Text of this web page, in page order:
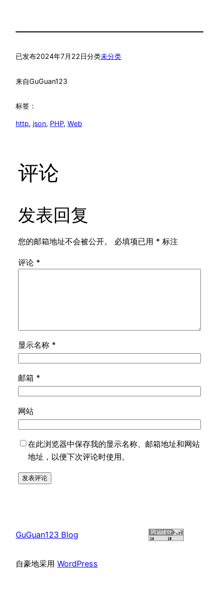
已发布2024年7月22日分类未分类
来自GuGuan123
标签：
http, json, PHP, Web
评论
发表回复
您的邮箱地址不会被公开。 必填项已用 * 标注
评论 *
显示名称 *
邮箱 *
网站
在此浏览器中保存我的显示名称、邮箱地址和网站
地址，以便下次评论时使用。
GuGuan123 Blog
自豪地采用 WordPress